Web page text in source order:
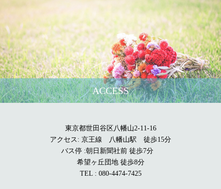
ACCESS
東京都世田谷区八幡山2-11-16
アクセス: 京王線 八幡山駅 徒歩15分
バス停 :朝日新聞社前 徒歩7分
希望ヶ丘団地 徒歩8分
TEL : 080-4474-7425